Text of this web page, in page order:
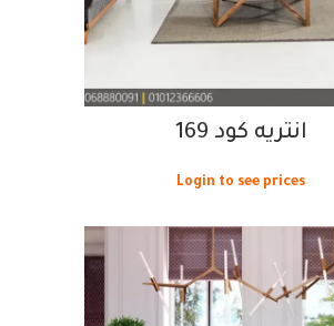
انتريه كود 169
Login to see prices